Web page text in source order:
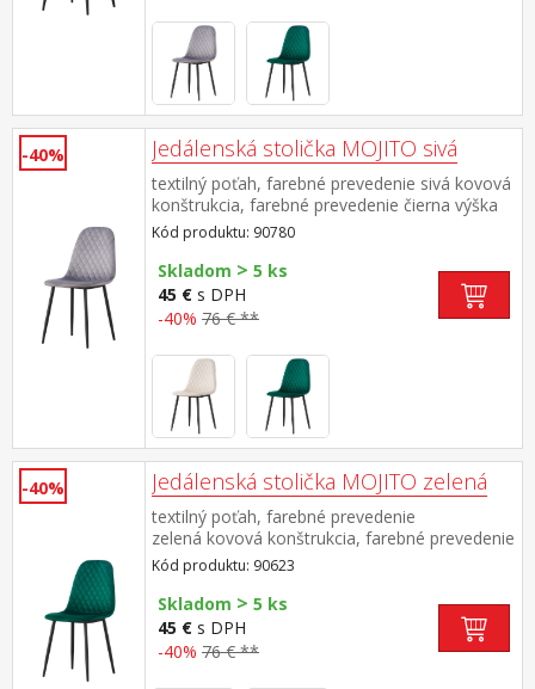
-40% Jedálenská stolička MOJITO sivá
textilný poťah, farebné prevedenie sivá kovová
konštrukcia, farebné prevedenie čierna výška
sedu 48 cm odporúčaná nosnosť do 120 kg
Kód produktu: 90780
Skladom > 5 ks
45 € s DPH
-40% 76 € **
-40% Jedálenská stolička MOJITO zelená
textilný poťah, farebné prevedenie
zelená kovová konštrukcia, farebné prevedenie
čierna výška sedu 48 cm odporúčaná nosnosť
do 120 kg
Kód produktu: 90623
Skladom > 5 ks
45 € s DPH
-40% 76 € **